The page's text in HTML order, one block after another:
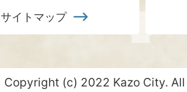
サイトマップ
Copyright (c) 2022 Kazo City.